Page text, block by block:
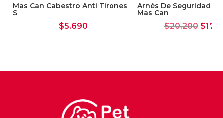
Mas Can Cabestro Anti Tirones
S
$5.690
Arnés De Seguridad
Mas Can
$20.200 El
$